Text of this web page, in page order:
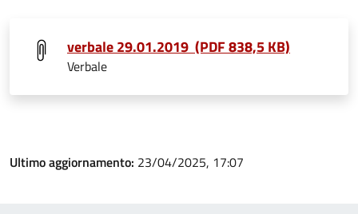
verbale 29.01.2019 (PDF 838,5 KB)
Verbale
Ultimo aggiornamento: 23/04/2025, 17:07